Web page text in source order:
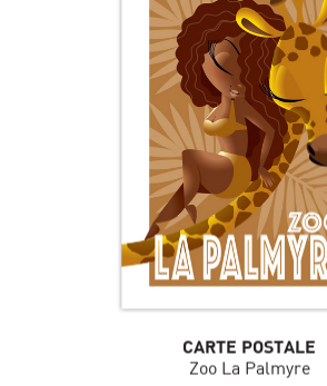
CARTE POSTALE
Zoo La Palmyre